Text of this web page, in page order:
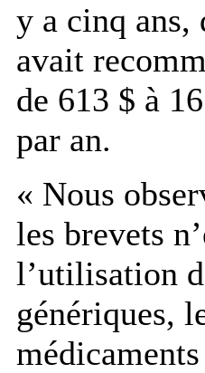
y a cinq ans,
avait
de 613 $ à
par an.
« Nous
les brevets
l’utilisation
génériques,